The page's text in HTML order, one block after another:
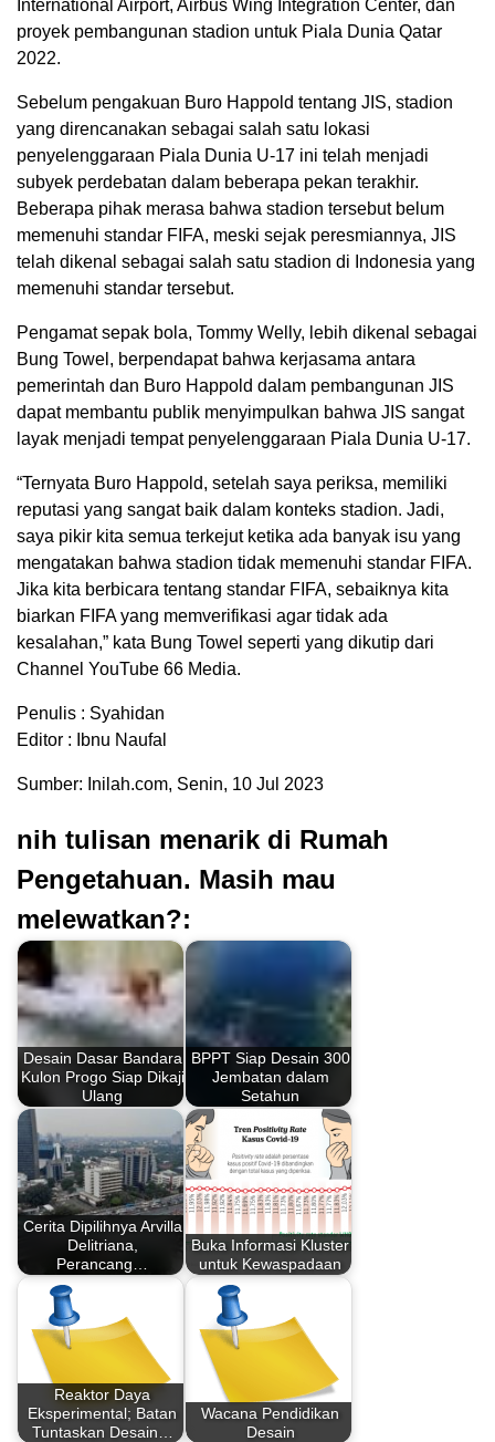
International Airport, Airbus Wing Integration Center, dan
proyek pembangunan stadion untuk Piala Dunia Qatar
2022.
Sebelum pengakuan Buro Happold tentang JIS, stadion
yang direncanakan sebagai salah satu lokasi
penyelenggaraan Piala Dunia U-17 ini telah menjadi
subyek perdebatan dalam beberapa pekan terakhir.
Beberapa pihak merasa bahwa stadion tersebut belum
memenuhi standar FIFA, meski sejak peresmiannya, JIS
telah dikenal sebagai salah satu stadion di Indonesia yang
memenuhi standar tersebut.
Pengamat sepak bola, Tommy Welly, lebih dikenal sebagai
Bung Towel, berpendapat bahwa kerjasama antara
pemerintah dan Buro Happold dalam pembangunan JIS
dapat membantu publik menyimpulkan bahwa JIS sangat
layak menjadi tempat penyelenggaraan Piala Dunia U-17.
“Ternyata Buro Happold, setelah saya periksa, memiliki
reputasi yang sangat baik dalam konteks stadion. Jadi,
saya pikir kita semua terkejut ketika ada banyak isu yang
mengatakan bahwa stadion tidak memenuhi standar FIFA.
Jika kita berbicara tentang standar FIFA, sebaiknya kita
biarkan FIFA yang memverifikasi agar tidak ada
kesalahan,” kata Bung Towel seperti yang dikutip dari
Channel YouTube 66 Media.
Penulis : Syahidan
Editor : Ibnu Naufal
Sumber: Inilah.com, Senin, 10 Jul 2023
nih tulisan menarik di Rumah
Pengetahuan. Masih mau
melewatkan?:
Desain Dasar Bandara
Kulon Progo Siap Dikaji
Ulang
BPPT Siap Desain 300
Jembatan dalam
Setahun
Cerita Dipilihnya Arvilla
Delitriana,
Perancang…
Buka Informasi Kluster
untuk Kewaspadaan
Reaktor Daya
Eksperimental; Batan
Tuntaskan Desain…
Wacana Pendidikan
Desain